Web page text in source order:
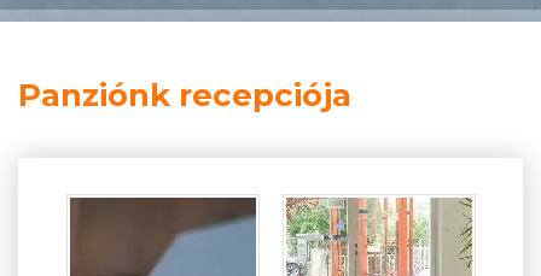
Panziónk recepciója